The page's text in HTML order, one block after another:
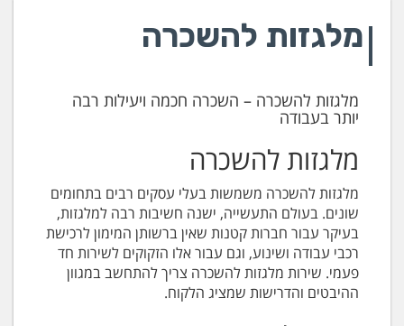
מלגזות להשכרה
מלגזות להשכרה – השכרה חכמה ויעילות רבה
יותר בעבודה
מלגזות להשכרה
מלגזות להשכרה משמשות בעלי עסקים רבים בתחומים
שונים. בעולם התעשייה, ישנה חשיבות רבה למלגזות,
בעיקר עבור חברות קטנות שאין ברשותן המימון לרכישת
רכבי עבודה ושינוע, וגם עבור אלו הזקוקים לשירות חד
פעמי. שירות מלגזות להשכרה צריך להתחשב במגוון
ההיבטים והדרישות שמציג הלקוח.